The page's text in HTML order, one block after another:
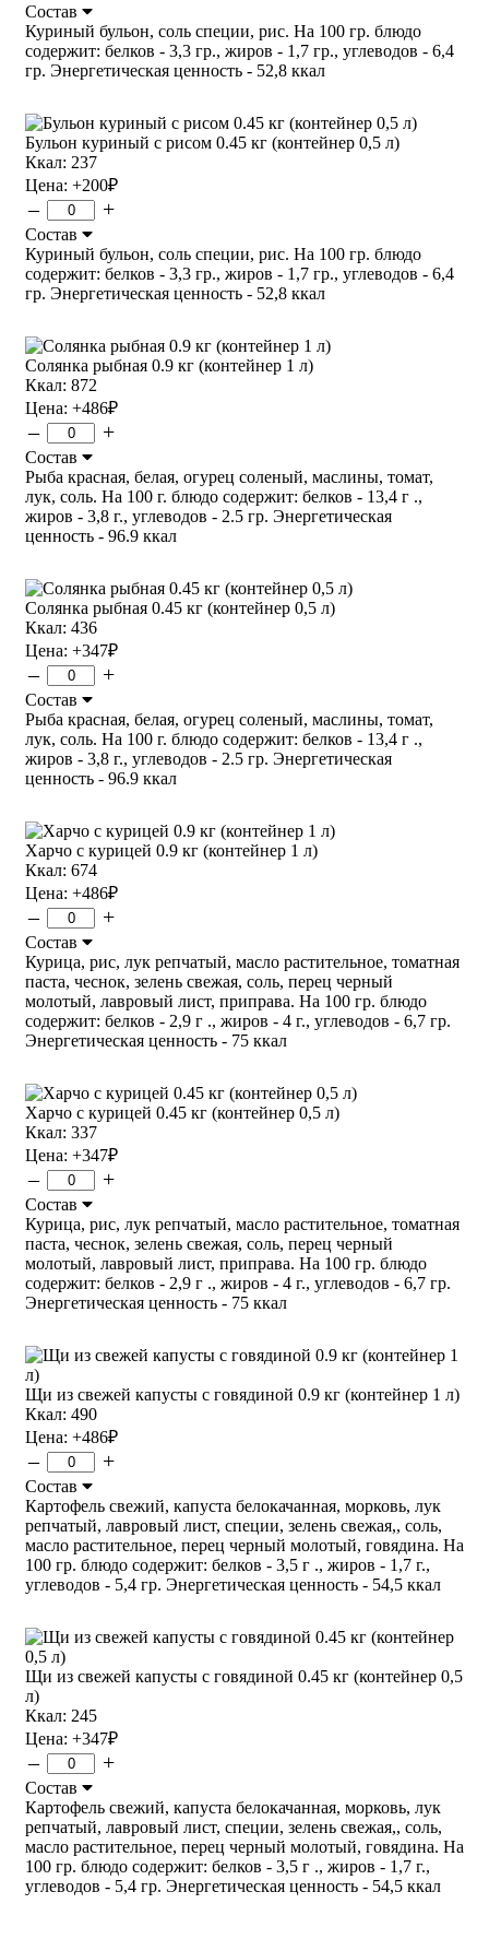
Состав
Куриный бульон, соль специи, рис. На 100 гр. блюдо
содержит: белков - 3,3 гр., жиров - 1,7 гр., углеводов - 6,4
гр. Энергетическая ценность - 52,8 ккал
Бульон куриный с рисом 0.45 кг (контейнер 0,5 л)
Ккал: 237
Цена: +200₽
– +
Состав
Куриный бульон, соль специи, рис. На 100 гр. блюдо
содержит: белков - 3,3 гр., жиров - 1,7 гр., углеводов - 6,4
гр. Энергетическая ценность - 52,8 ккал
Солянка рыбная 0.9 кг (контейнер 1 л)
Ккал: 872
Цена: +486₽
– +
Состав
Рыба красная, белая, огурец соленый, маслины, томат,
лук, соль. На 100 г. блюдо содержит: белков - 13,4 г .,
жиров - 3,8 г., углеводов - 2.5 гр. Энергетическая
ценность - 96.9 ккал
Солянка рыбная 0.45 кг (контейнер 0,5 л)
Ккал: 436
Цена: +347₽
– +
Состав
Рыба красная, белая, огурец соленый, маслины, томат,
лук, соль. На 100 г. блюдо содержит: белков - 13,4 г .,
жиров - 3,8 г., углеводов - 2.5 гр. Энергетическая
ценность - 96.9 ккал
Харчо с курицей 0.9 кг (контейнер 1 л)
Ккал: 674
Цена: +486₽
– +
Состав
Курица, рис, лук репчатый, масло растительное, томатная
паста, чеснок, зелень свежая, соль, перец черный
молотый, лавровый лист, приправа. На 100 гр. блюдо
содержит: белков - 2,9 г ., жиров - 4 г., углеводов - 6,7 гр.
Энергетическая ценность - 75 ккал
Харчо с курицей 0.45 кг (контейнер 0,5 л)
Ккал: 337
Цена: +347₽
– +
Состав
Курица, рис, лук репчатый, масло растительное, томатная
паста, чеснок, зелень свежая, соль, перец черный
молотый, лавровый лист, приправа. На 100 гр. блюдо
содержит: белков - 2,9 г ., жиров - 4 г., углеводов - 6,7 гр.
Энергетическая ценность - 75 ккал
Щи из свежей капусты с говядиной 0.9 кг (контейнер 1 л)
Ккал: 490
Цена: +486₽
– +
Состав
Картофель свежий, капуста белокачанная, морковь, лук
репчатый, лавровый лист, специи, зелень свежая,, соль,
масло растительное, перец черный молотый, говядина. На
100 гр. блюдо содержит: белков - 3,5 г ., жиров - 1,7 г.,
углеводов - 5,4 гр. Энергетическая ценность - 54,5 ккал
Щи из свежей капусты с говядиной 0.45 кг (контейнер 0,5
л)
Ккал: 245
Цена: +347₽
– +
Состав
Картофель свежий, капуста белокачанная, морковь, лук
репчатый, лавровый лист, специи, зелень свежая,, соль,
масло растительное, перец черный молотый, говядина. На
100 гр. блюдо содержит: белков - 3,5 г ., жиров - 1,7 г.,
углеводов - 5,4 гр. Энергетическая ценность - 54,5 ккал